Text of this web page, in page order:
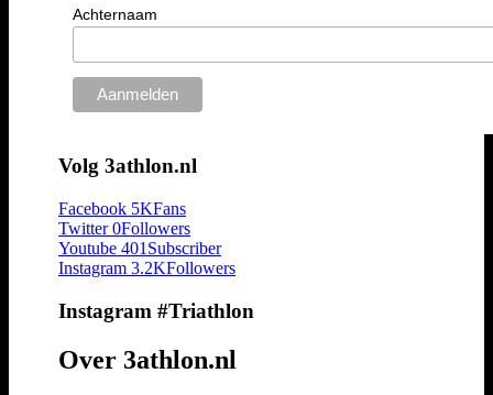
Achternaam
Volg 3athlon.nl
Facebook 5KFans
Twitter 0Followers
Youtube 401 Subscriber
Instagram 3.2KFollowers
Instagram #Triathlon
Over 3athlon.nl